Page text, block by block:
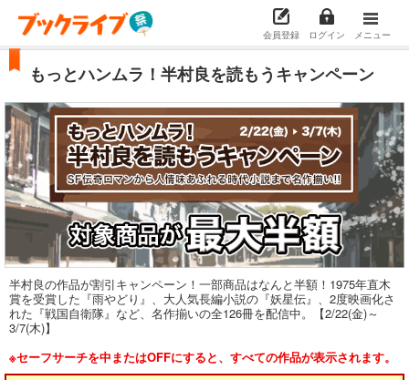
会員登録 ログイン メニュー
もっとハンムラ！半村良を読もうキャンペーン
半村良の作品が割引キャンペーン！一部商品はなんと半額！1975年直木
賞を受賞した『雨やどり』、大人気長編小説の『妖星伝』、2度映画化さ
れた『戦国自衛隊』など、名作揃いの全126冊を配信中。【2/22(金)～
3/7(木)】
※セーフサーチを中またはOFFにすると、すべての作品が表示されます。